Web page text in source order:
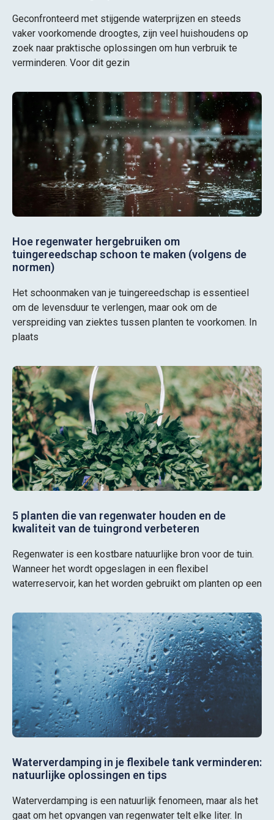
Geconfronteerd met stijgende waterprijzen en steeds
vaker voorkomende droogtes, zijn veel huishoudens op
zoek naar praktische oplossingen om hun verbruik te
verminderen. Voor dit gezin
Hoe regenwater hergebruiken om
tuingereedschap schoon te maken (volgens de
normen)
Het schoonmaken van je tuingereedschap is essentieel
om de levensduur te verlengen, maar ook om de
verspreiding van ziektes tussen planten te voorkomen. In
plaats
5 planten die van regenwater houden en de
kwaliteit van de tuingrond verbeteren
Regenwater is een kostbare natuurlijke bron voor de tuin.
Wanneer het wordt opgeslagen in een flexibel
waterreservoir, kan het worden gebruikt om planten op een
Waterverdamping in je flexibele tank verminderen:
natuurlijke oplossingen en tips
Waterverdamping is een natuurlijk fenomeen, maar als het
gaat om het opvangen van regenwater telt elke liter. In